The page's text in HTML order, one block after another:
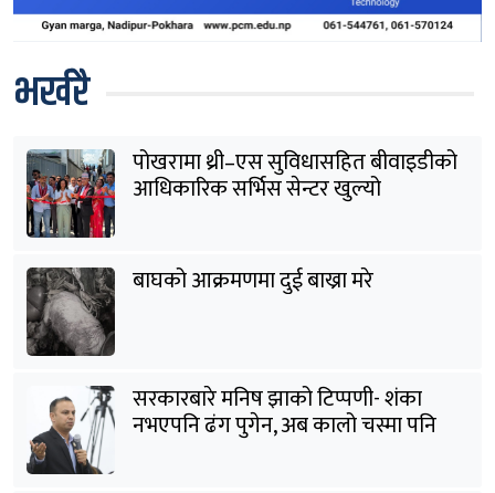
भर्खरै
पोखरामा थ्री–एस सुविधासहित बीवाइडीको
आधिकारिक सर्भिस सेन्टर खुल्यो
बाघको आक्रमणमा दुई बाख्रा मरे
सरकारबारे मनिष झाको टिप्पणी- शंका
नभएपनि ढंग पुगेन, अब कालो चस्मा पनि